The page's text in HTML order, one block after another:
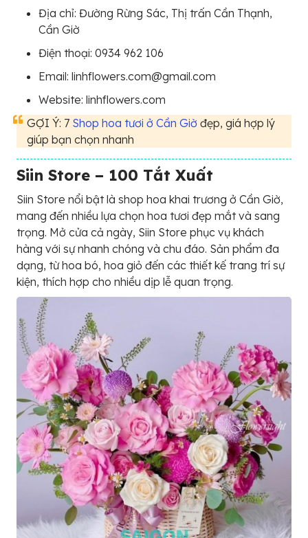
Địa chỉ: Đường Rừng Sác, Thị trấn Cần Thạnh,
Cần Giờ
Điện thoại: 0934 962 106
Email: linhflowers.com@gmail.com
Website: linhflowers.com
GỢI Ý: 7 Shop hoa tươi ở Cần Giờ đẹp, giá hợp lý
giúp bạn chọn nhanh
Siin Store – 100 Tắt Xuất
Siin Store nổi bật là shop hoa khai trương ở Cần Giờ,
mang đến nhiều lựa chọn hoa tươi đẹp mắt và sang
trọng. Mở cửa cả ngày, Siin Store phục vụ khách
hàng với sự nhanh chóng và chu đáo. Sản phẩm đa
dạng, từ hoa bó, hoa giỏ đến các thiết kế trang trí sự
kiện, thích hợp cho nhiều dịp lễ quan trọng.